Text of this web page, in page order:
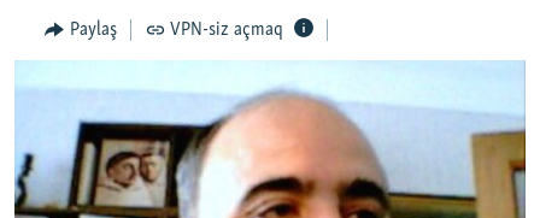
QANUNI DOĞRU
MULTIMEDIA
VIDEO
FOTOQALEREYA
RADIO ARXIV
OXU ZALI
HAQQIMIZDA
Paylaş VPN-siz açmaq